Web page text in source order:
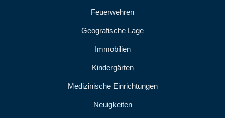
Feuerwehren
Geografische Lage
Immobilien
Kindergärten
Medizinische Einrichtungen
Neuigkeiten